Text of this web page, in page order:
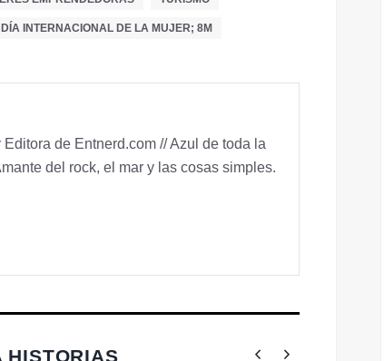
DÍA INTERNACIONAL DE LA MUJER; 8M
de Entnerd.com // Azul de toda la
del rock, el mar y las cosas simples.
HISTORIAS